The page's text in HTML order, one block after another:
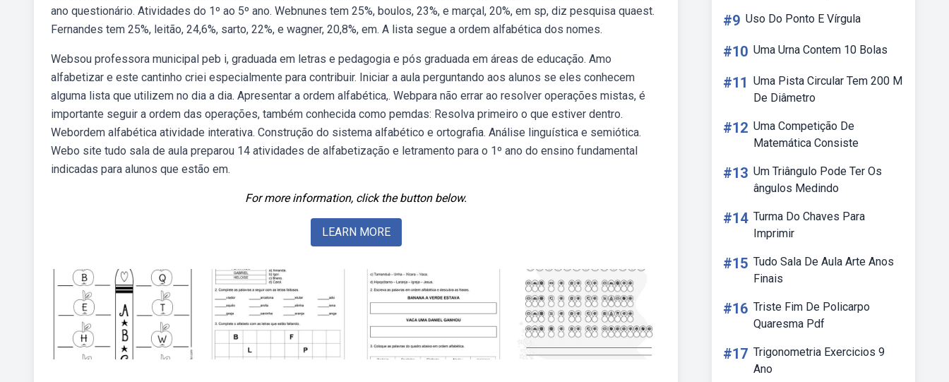
ano questionário. Atividades do 1º ao 5º ano. Webnunes tem 25%, boulos, 23%, e marçal, 20%, em sp, diz pesquisa quaest.
Fernandes tem 25%, leitão, 24,6%, sarto, 22%, e wagner, 20,8%, em. A lista segue a ordem alfabética dos nomes.
Websou professora municipal peb i, graduada em letras e pedagogia e pós graduada em áreas de educação. Amo
alfabetizar e este cantinho criei especialmente para contribuir. Iniciar a aula perguntando aos alunos se eles conhecem
alguma lista que utilizem no dia a dia. Apresentar a ordem alfabética,. Webpara não errar ao resolver operações mistas, é
importante seguir a ordem das operações, também conhecida como pemdas: Resolva primeiro o que estiver dentro.
Webordem alfabética atividade interativa. Construção do sistema alfabético e ortografia. Análise linguística e semiótica.
Webo site tudo sala de aula preparou 14 atividades de alfabetização e letramento para o 1º ano do ensino fundamental
indicadas para alunos que estão em.
For more information, click the button below.
LEARN MORE
#9 Uso Do Ponto E Vírgula
#10 Uma Urna Contem 10 Bolas
#11 Uma Pista Circular Tem 200 M
De Diâmetro
#12 Uma Competição De
Matemática Consiste
#13 Um Triângulo Pode Ter Os
ângulos Medindo
#14 Turma Do Chaves Para
Imprimir
#15 Tudo Sala De Aula Arte Anos
Finais
#16 Triste Fim De Policarpo
Quaresma Pdf
#17 Trigonometria Exercicios 9
Ano